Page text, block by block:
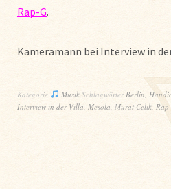
Rap-G.
Kameramann bei Interview in
Kategorie Musik Schlagwörter Berlin
Interview in der Villa Mesola Murat Celik